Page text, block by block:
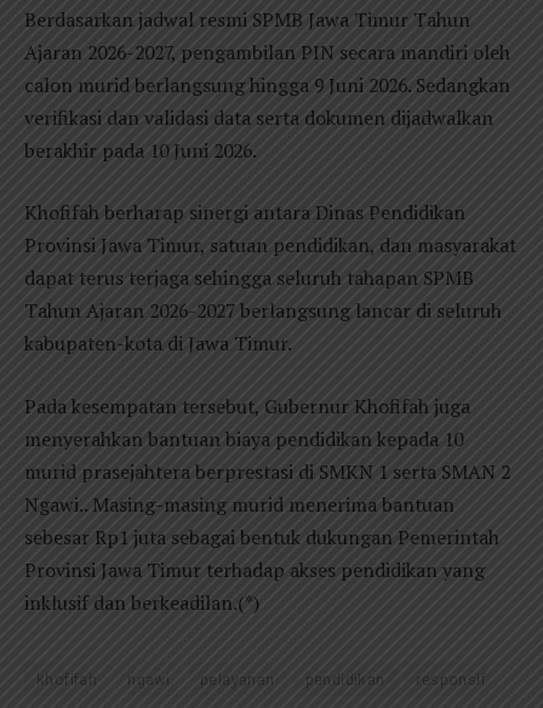
Berdasarkan jadwal resmi SPMB Jawa Timur Tahun
Ajaran 2026-2027, pengambilan PIN secara mandiri oleh
calon murid berlangsung hingga 9 Juni 2026. Sedangkan
verifikasi dan validasi data serta dokumen dijadwalkan
berakhir pada 10 Juni 2026.
Khofifah berharap sinergi antara Dinas Pendidikan
Provinsi Jawa Timur, satuan pendidikan, dan masyarakat
dapat terus terjaga sehingga seluruh tahapan SPMB
Tahun Ajaran 2026-2027 berlangsung lancar di seluruh
kabupaten-kota di Jawa Timur.
Pada kesempatan tersebut, Gubernur Khofifah juga
menyerahkan bantuan biaya pendidikan kepada 10
murid prasejahtera berprestasi di SMKN 1 serta SMAN 2
Ngawi.. Masing-masing murid menerima bantuan
sebesar Rp1 juta sebagai bentuk dukungan Pemerintah
Provinsi Jawa Timur terhadap akses pendidikan yang
inklusif dan berkeadilan.(*)
khofifah ngawi pelayanan pendidikan responsif